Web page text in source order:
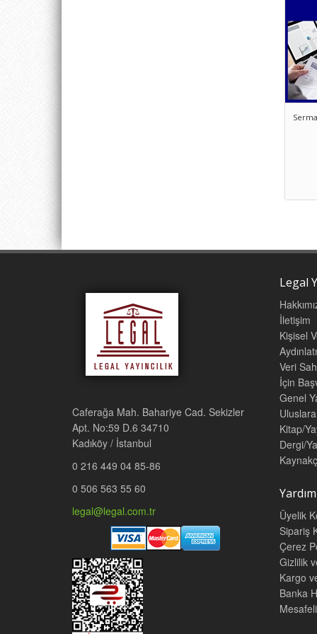
Caferağa Mah. Bahariye Cad. Sekizler
Apt. No:59 D.6 34710
Kadıköy / İstanbul
0 216 449 04 85-86
0 506 563 55 60
legal@legal.com.tr
Legal
İletişim
Kişisel
Veri
İçin
Genel
Kitap/
Dergi/
Yardım
Üyelik
Sipariş
Çerez
Gizlilik
Kargo
Banka